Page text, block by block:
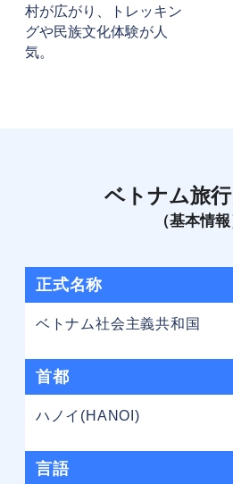
村が広がり、トレッキン
グや民族文化体験が人
気。
ベトナム旅
（基本情報
正式名称
ベトナム社会主義共和国
首都
ハノイ(HANOI)
言語